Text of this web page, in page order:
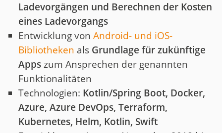
Ladevorgängen und Berechnen der Kosten
eines Ladevorgangs
Entwicklung von Android- und iOS-
Bibliotheken als Grundlage für zukünftige
Appszum Ansprechen der genannten
Funktionalitäten
Technologien: Kotlin/Spring Boot, Docker,
Azure, Azure DevOps, Terraform,
Kubernetes, Helm, Kotlin, Swift